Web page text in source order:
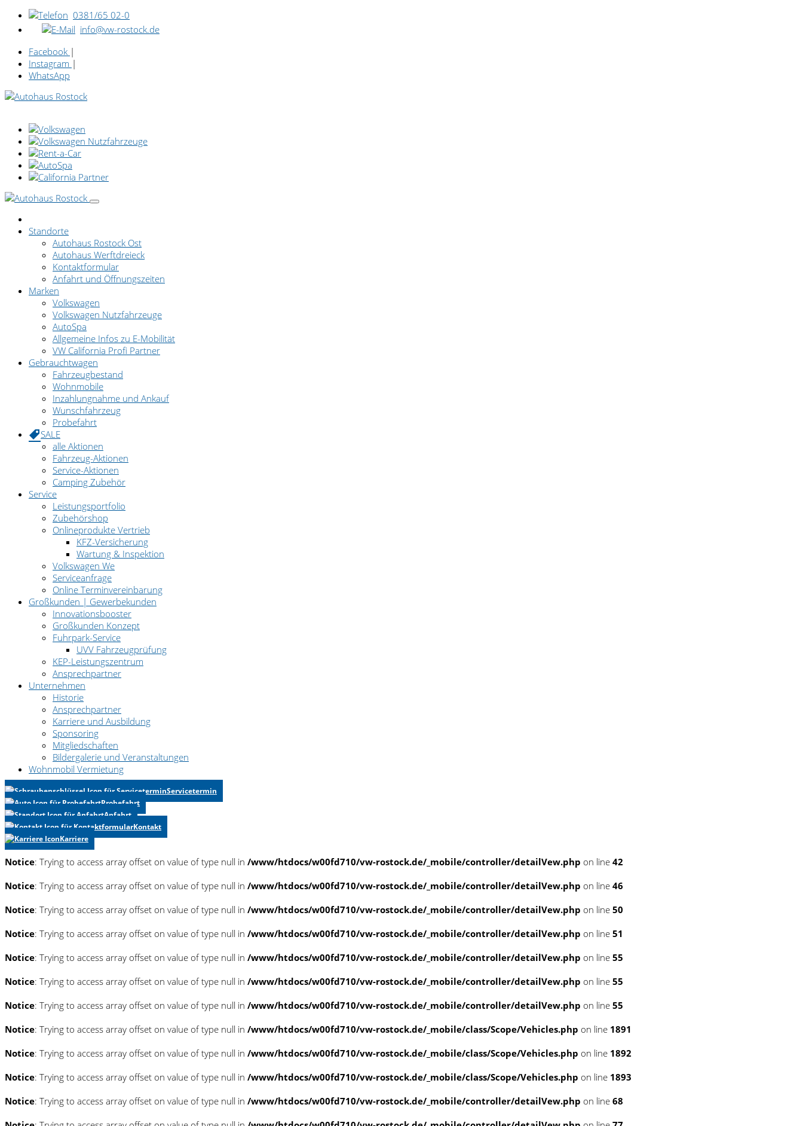
0381/65 02-0
info@vw-rostock.de
Facebook |
Instagram |
WhatsApp
Standorte
Autohaus Rostock Ost
Autohaus Werftdreieck
Kontaktformular
Anfahrt und Öffnungszeiten
Marken
Volkswagen
Volkswagen Nutzfahrzeuge
AutoSpa
Allgemeine Infos zu E-Mobilität
VW California Profi Partner
Gebrauchtwagen
Fahrzeugbestand
Wohnmobile
Inzahlungnahme und Ankauf
Wunschfahrzeug
Probefahrt
SALE
alle Aktionen
Fahrzeug-Aktionen
Service-Aktionen
Camping Zubehör
Service
Leistungsportfolio
Zubehörshop
Onlineprodukte Vertrieb
KFZ-Versicherung
Wartung & Inspektion
Volkswagen We
Serviceanfrage
Online Terminvereinbarung
Großkunden | Gewerbekunden
Innovationsbooster
Großkunden Konzept
Fuhrpark-Service
UVV Fahrzeugprüfung
KEP-Leistungszentrum
Ansprechpartner
Unternehmen
Historie
Ansprechpartner
Karriere und Ausbildung
Sponsoring
Mitgliedschaften
Bildergalerie und Veranstaltungen
Wohnmobil Vermietung
Servicetermin
Probefahrt
Anfahrt
Kontakt
Karriere
Notice: Trying to access array offset on value of type null in /www/htdocs/w00fd710/vw-rostock.de/_mobile/controller/detailVew.php on line 42
Notice: Trying to access array offset on value of type null in /www/htdocs/w00fd710/vw-rostock.de/_mobile/controller/detailVew.php on line 46
Notice: Trying to access array offset on value of type null in /www/htdocs/w00fd710/vw-rostock.de/_mobile/controller/detailVew.php on line 50
Notice: Trying to access array offset on value of type null in /www/htdocs/w00fd710/vw-rostock.de/_mobile/controller/detailVew.php on line 51
Notice: Trying to access array offset on value of type null in /www/htdocs/w00fd710/vw-rostock.de/_mobile/controller/detailVew.php on line 55
Notice: Trying to access array offset on value of type null in /www/htdocs/w00fd710/vw-rostock.de/_mobile/controller/detailVew.php on line 55
Notice: Trying to access array offset on value of type null in /www/htdocs/w00fd710/vw-rostock.de/_mobile/controller/detailVew.php on line 55
Notice: Trying to access array offset on value of type null in /www/htdocs/w00fd710/vw-rostock.de/_mobile/class/Scope/Vehicles.php on line 1891
Notice: Trying to access array offset on value of type null in /www/htdocs/w00fd710/vw-rostock.de/_mobile/class/Scope/Vehicles.php on line 1892
Notice: Trying to access array offset on value of type null in /www/htdocs/w00fd710/vw-rostock.de/_mobile/class/Scope/Vehicles.php on line 1893
Notice: Trying to access array offset on value of type null in /www/htdocs/w00fd710/vw-rostock.de/_mobile/controller/detailVew.php on line 68